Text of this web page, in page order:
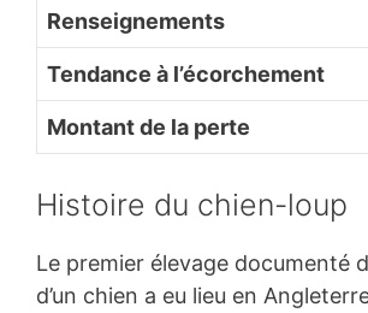
Renseignements
Tendance à l’écorchement
Montant de la perte
Histoire du chien-loup
Le premier élevage documenté
d’un chien a eu lieu en